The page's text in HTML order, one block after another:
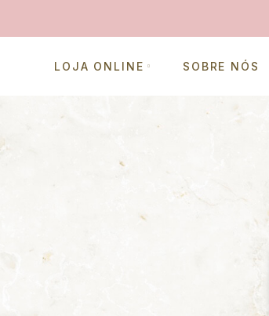
LOJA ONLINE SOBRE NÓS